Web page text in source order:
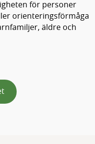
för personer
orienteringsförmåga
äldre och